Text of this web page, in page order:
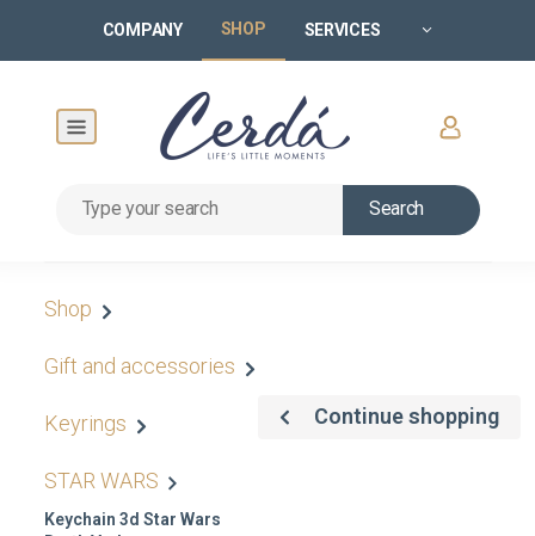
COMPANY SHOP SERVICES
Search
Shop
Gift and accessories
Keyrings
STAR WARS
Keychain 3d Star Wars
Continue shopping